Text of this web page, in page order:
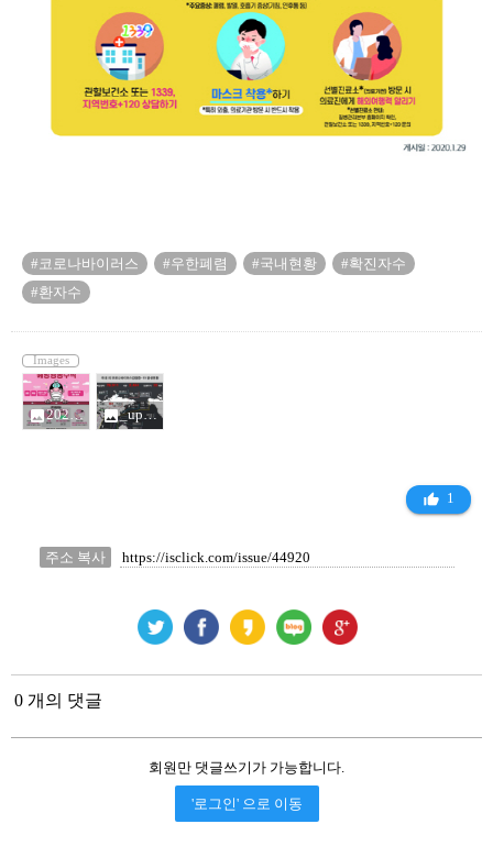
#코로나바이러스 #우한폐렴 #국내현황
#확진자수
#환자수
Images
photo2020013001001306300051641_3308241.jpg photo_upload_mwEditor_202002_1582507089082_20200224101809_5450926.jpg
thumb_up_alt 1
주소 복사
0 개의 댓글
회원만 댓글쓰기가 가능합니다.
'로그인' 으로 이동